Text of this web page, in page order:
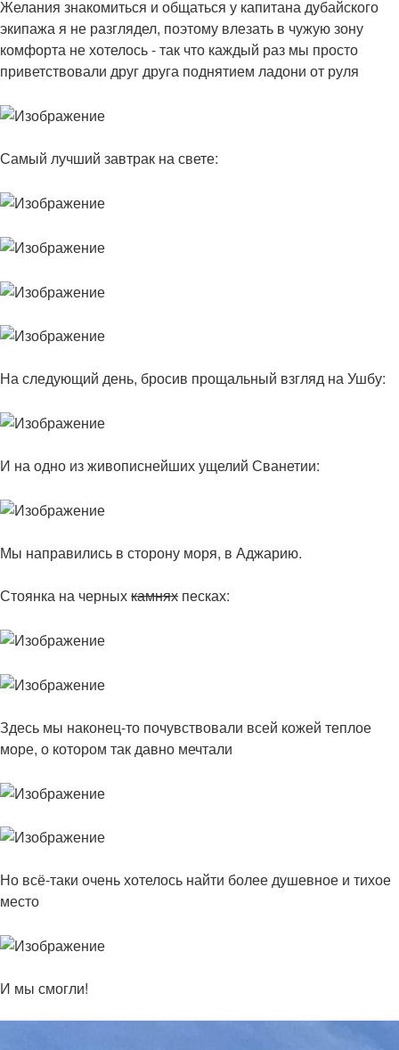
Желания знакомиться и общаться у капитана дубайского
экипажа я не разглядел, поэтому влезать в чужую зону
комфорта не хотелось - так что каждый раз мы просто
приветствовали друг друга поднятием ладони от руля
Самый лучший завтрак на свете:
На следующий день, бросив прощальный взгляд на Ушбу:
И на одно из живописнейших ущелий Сванетии:
Мы направились в сторону моря, в Аджарию.
Стоянка на черныхкамнях песках:
Здесь мы наконец-то почувствовали всей кожей теплое
море, о котором так давно мечтали
Но всё-таки очень хотелось найти более душевное и тихое
место
И мы смогли!